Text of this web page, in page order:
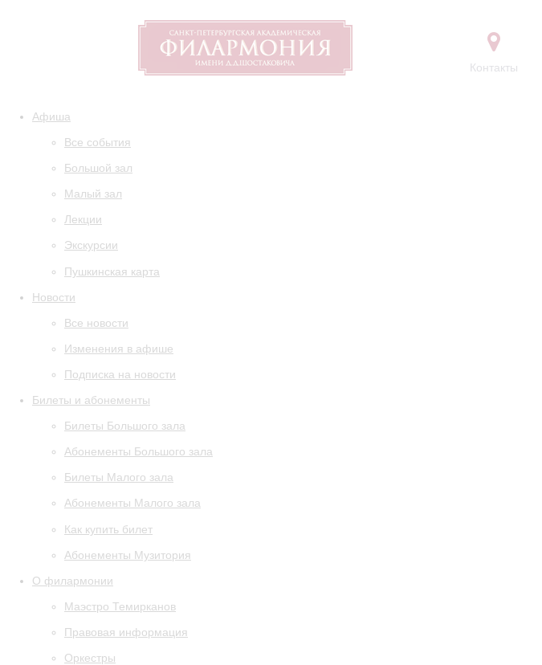
Контакты
Афиша
Все события
Большой зал
Малый зал
Лекции
Экскурсии
Пушкинская карта
Новости
Все новости
Изменения в афише
Подписка на новости
Билеты и абонементы
Билеты Большого зала
Абонементы Большого зала
Билеты Малого зала
Абонементы Малого зала
Как купить билет
Абонементы Музитория
О филармонии
Маэстро Темирканов
Правовая информация
Оркестры